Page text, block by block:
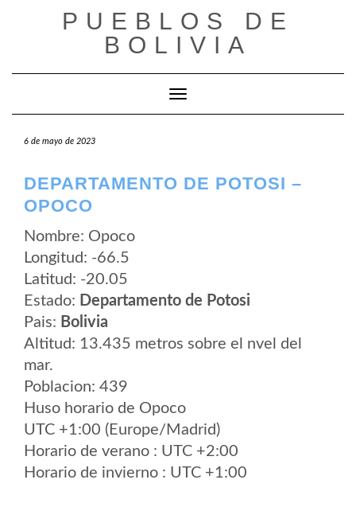
PUEBLOS DE
BOLIVIA
Cambiar modo de navegación
6 de mayo de 2023
DEPARTAMENTO DE POTOSI –
OPOCO
Nombre: Opoco
Longitud: -66.5
Latitud: -20.05
Estado: Departamento de Potosi
Pais: Bolivia
Altitud: 13.435 metros sobre el nvel del
mar.
Poblacion: 439
Huso horario de Opoco
UTC +1:00 (Europe/Madrid)
Horario de verano : UTC +2:00
Horario de invierno : UTC +1:00